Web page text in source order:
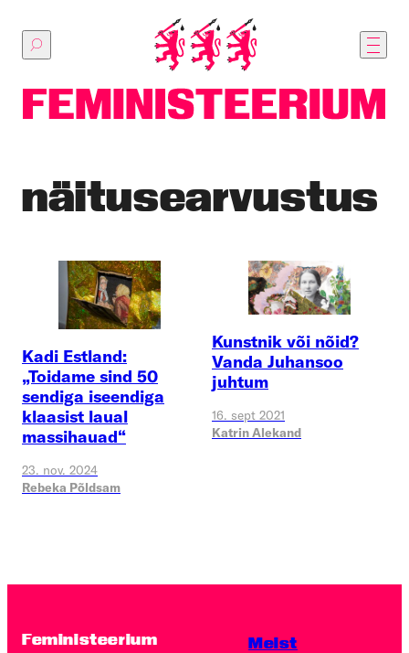
sisu
juurde
näitusearvustus
Kadi Estland:
„Toidame sind 50
sendiga iseendiga
klaasist laual
massihauad“
23. nov. 2024
Rebeka Põldsam
Kunstnik või nõid?
Vanda Juhansoo
juhtum
16. sept 2021
Katrin Alekand
Feministeerium
Meist